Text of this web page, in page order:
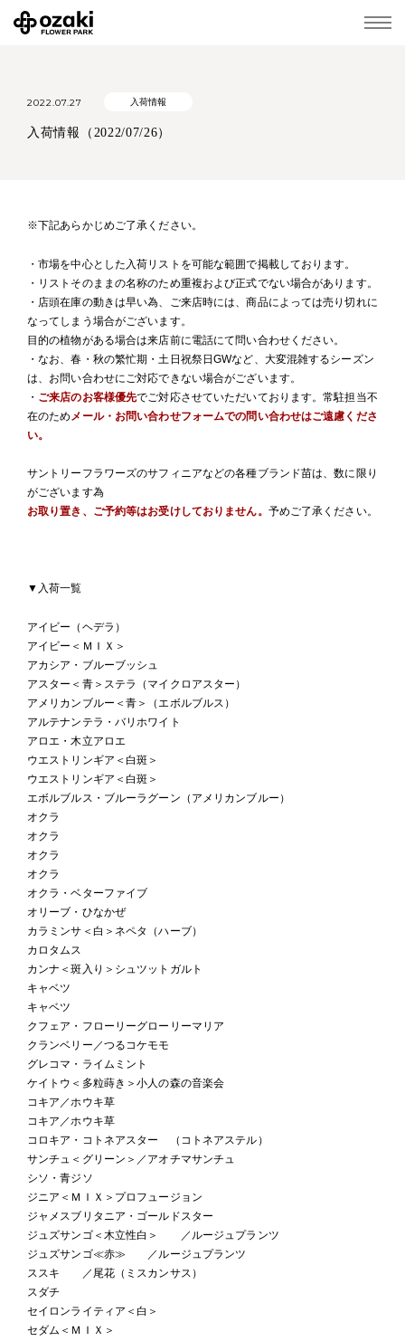
2022.07.27 入荷情報
入荷情報（2022/07/26）
※下記あらかじめご了承ください。
・市場を中心とした入荷リストを可能な範囲で掲載しております。
・リストそのままの名称のため重複および正式でない場合があります。
・店頭在庫の動きは早い為、ご来店時には、商品によっては売り切れに
なってしまう場合がございます。
目的の植物がある場合は来店前に電話にて問い合わせください。
・なお、春・秋の繁忙期・土日祝祭日GWなど、大変混雑するシーズン
は、お問い合わせにご対応できない場合がございます。
・ ご来店のお客様優先でご対応させていただいております。常駐担当不
在のため メール・お問い合わせフォームでの問い合わせはご遠慮くださ
い。
サントリーフラワーズのサフィニアなどの各種ブランド苗は、数に限り
がございます為
お取り置き、ご予約等はお受けしておりません。 予めご了承ください。
▼入荷一覧
アイビー（ヘデラ）
アイビー＜ＭＩＸ＞
アカシア・ブルーブッシュ
アスター＜青＞ステラ（マイクロアスター）
アメリカンブルー＜青＞（エボルブルス）
アルテナンテラ・バリホワイト
アロエ・木立アロエ
ウエストリンギア＜白斑＞
ウエストリンギア＜白斑＞
エボルブルス・ブルーラグーン（アメリカンブルー）
オクラ
オクラ
オクラ
オクラ
オクラ・ベターファイブ
オリーブ・ひなかぜ
カラミンサ＜白＞ネペタ（ハーブ）
カロタムス
カンナ＜斑入り＞シュツットガルト
キャベツ
キャベツ
クフェア・フローリーグローリーマリア
クランベリー／つるコケモモ
グレコマ・ライムミント
ケイトウ＜多粒蒔き＞小人の森の音楽会
コキア／ホウキ草
コキア／ホウキ草
コロキア・コトネアスター （コトネアステル）
サンチュ＜グリーン＞／アオチマサンチュ
シソ・青ジソ
ジニア＜ＭＩＸ＞プロフュージョン
ジャメスブリタニア・ゴールドスター
ジュズサンゴ＜木立性白＞ ／ルージュプランツ
ジュズサンゴ≪赤≫ ／ルージュプランツ
ススキ ／尾花（ミスカンサス）
スダチ
セイロンライティア＜白＞
セダム＜ＭＩＸ＞